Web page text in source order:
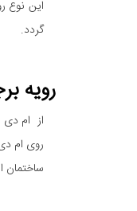
گردد.
رویه
از ام
روی ام